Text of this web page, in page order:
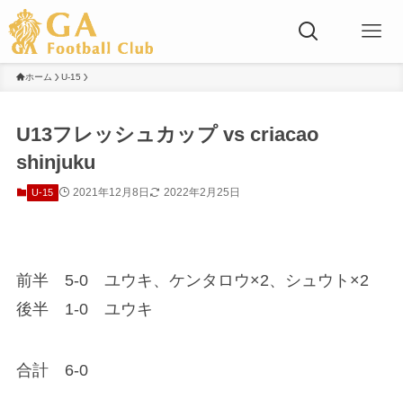
ホーム U-15
U13フレッシュカップ vs criacao
shinjuku
U-15 2021年12月8日 2022年2月25日
前半 5-0 ユウキ、ケンタロウ×2、シュウト×2
後半 1-0 ユウキ
合計 6-0